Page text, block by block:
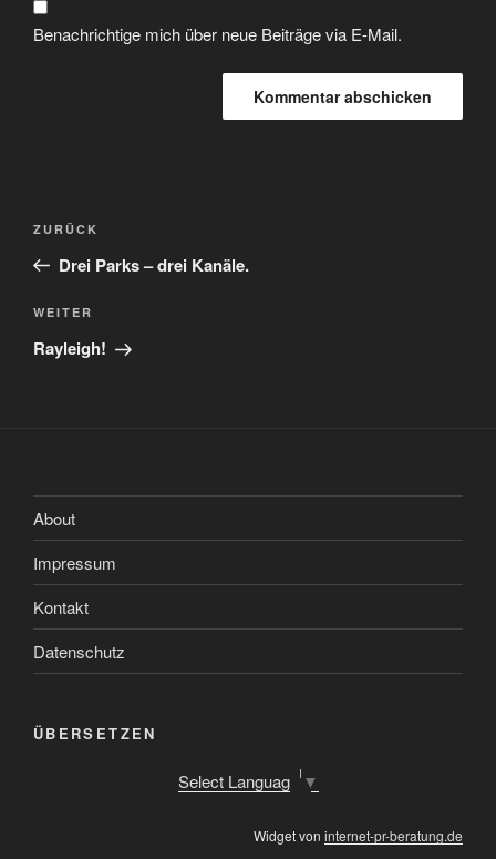
Benachrichtige mich über neue Beiträge via E-Mail.
Beitragsnavigation
Vorheriger
Beitrag
ZURÜCK
Drei Parks – drei Kanäle.
Nächster
Beitrag
WEITER
Rayleigh!
About
Impressum
Kontakt
Datenschutz
ÜBERSETZEN
Select Language ▼
Widget von internet-pr-beratung.de